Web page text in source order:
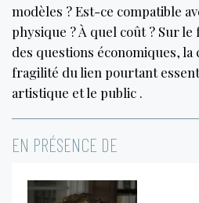
modèles ? Est-ce compatible
physique ? À quel coût ? Sur
des questions économiques,
fragilité du lien pourtant
artistique et le public .
EN PRÉSENCE DE